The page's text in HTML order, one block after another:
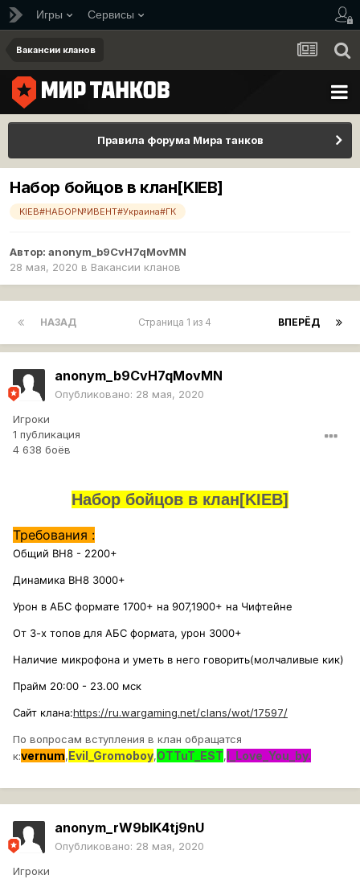
Игры Сервисы
Вакансии кланов
Правила форума Мира танков
Набор бойцов в клан[KIEB]
KIEB#НАБОР№ИВЕНТ#Украина#ГК
Автор: anonym_b9CvH7qMovMN
28 мая, 2020 в Вакансии кланов
НАЗАД ВПЕРЁД
Страница 1 из 4
anonym_b9CvH7qMovMN
Опубликовано: 28 мая, 2020
Игроки
1 публикация
4 638 боёв
Набор бойцов в клан[KIEB]
Требования :
Общий ВН8 - 2200+
Динамика ВН8 3000+
Урон в АБС формате 1700+ на 907,1900+ на Чифтейне
От 3-х топов для АБС формата, урон 3000+
Наличие микрофона и уметь в него говорить(молчаливые кик)
Прайм 20:00 - 23.00 мск
Сайт клана:https://ru.wargaming.net/clans/wot/17597/
По вопросам вступления в клан обращатся
к:vernum,Evil_Gromoboy,OTTuT_EST,I_Love_You_by.
anonym_rW9bIK4tj9nU
Опубликовано: 28 мая, 2020
Игроки